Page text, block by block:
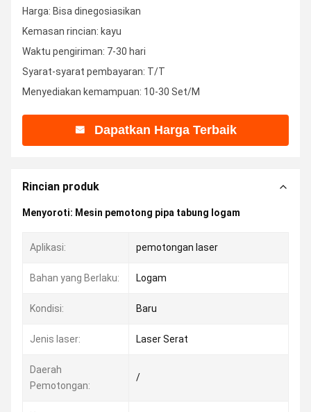
Harga: Bisa dinegosiasikan
Kemasan rincian: kayu
Waktu pengiriman: 7-30 hari
Syarat-syarat pembayaran: T/T
Menyediakan kemampuan: 10-30 Set/M
Dapatkan Harga Terbaik
Rincian produk
Menyoroti: Mesin pemotong pipa tabung logam
Aplikasi: pemotongan laser
Bahan yang Berlaku: Logam
Kondisi: Baru
Jenis laser: Laser Serat
Daerah
Pemotongan:
/